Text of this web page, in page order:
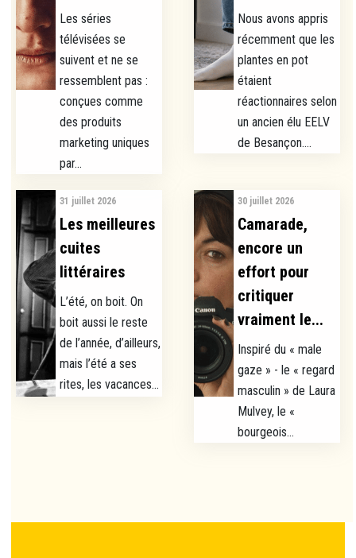
Les séries
télévisées se
suivent et ne se
ressemblent pas :
conçues comme
des produits
marketing uniques
par...
Nous avons appris
récemment que les
plantes en pot
étaient
réactionnaires selon
un ancien élu EELV
de Besançon....
31 juillet 2026
Les meilleures
cuites
littéraires
L’été, on boit. On
boit aussi le reste
de l’année, d’ailleurs,
mais l’été a ses
rites, les vacances...
30 juillet 2026
Camarade,
encore un
effort pour
critiquer
vraiment le...
Inspiré du « male
gaze » - le « regard
masculin » de Laura
Mulvey, le «
bourgeois...